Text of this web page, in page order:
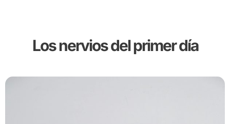
Los nervios del primer día